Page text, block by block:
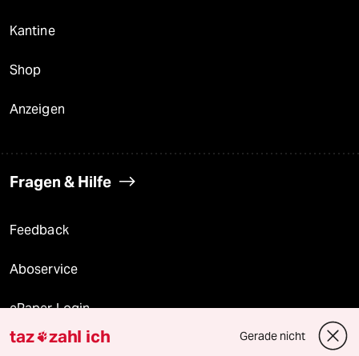
Kantine
Shop
Anzeigen
Fragen & Hilfe
Feedback
Aboservice
ePaper Login
Downloads für Abonnierende
taz zahl ich Gerade nicht